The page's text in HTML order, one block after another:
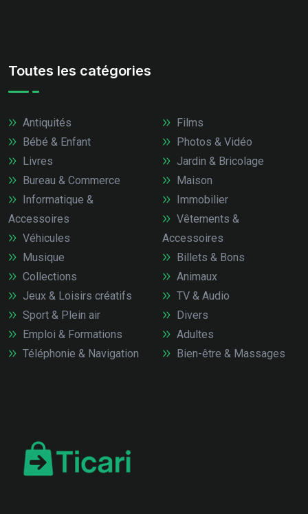
Toutes les catégories
Antiquités
Bébé & Enfant
Livres
Bureau & Commerce
Informatique &
Accessoires
Véhicules
Films
Photos & Vidéo
Jardin & Bricolage
Maison
Immobilier
Vêtements &
Accessoires
Musique
Collections
Jeux & Loisirs créatifs
Sport & Plein air
Emploi & Formations
Téléphonie & Navigation
Billets & Bons
Animaux
TV & Audio
Divers
Adultes
Bien-être & Massages